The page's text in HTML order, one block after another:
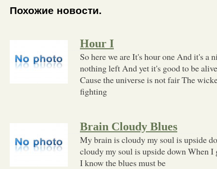
Похожие новости.
Hour I
So here we are It's hour one And it's a
nothing left And yet it's good to be
Cause the universe is not fair The
fighting
Brain Cloudy Blues
My brain is cloudy my soul is upside
cloudy my soul is upside down When I
I know the blues must be